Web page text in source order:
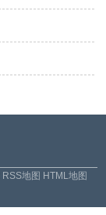
RSS地图 HTML地图